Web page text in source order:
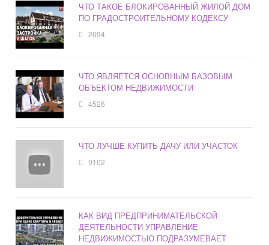
ЧТО ТАКОЕ БЛОКИРОВАННЫЙ ЖИЛОЙ ДОМ
ПО ГРАДОСТРОИТЕЛЬНОМУ КОДЕКСУ
2694
ЧТО ЯВЛЯЕТСЯ ОСНОВНЫМ БАЗОВЫМ
ОБЪЕКТОМ НЕДВИЖИМОСТИ
4526
ЧТО ЛУЧШЕ КУПИТЬ ДАЧУ ИЛИ УЧАСТОК
9102
КАК ВИД ПРЕДПРИНИМАТЕЛЬСКОЙ
ДЕЯТЕЛЬНОСТИ УПРАВЛЕНИЕ
НЕДВИЖИМОСТЬЮ ПОДРАЗУМЕВАЕТ